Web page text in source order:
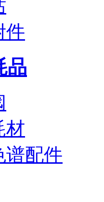
件
品
材
谱配件